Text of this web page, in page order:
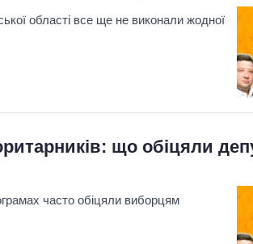
області все ще не виконали жодної
що обіцяли
часто обіцяли виборцям